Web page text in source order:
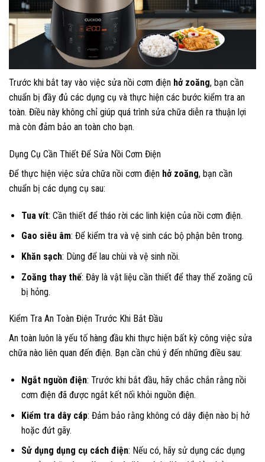
Trước khi bắt tay vào việc sửa nồi cơm điện hở zoăng, bạn cần
chuẩn bị đầy đủ các dụng cụ và thực hiện các bước kiểm tra an
toàn. Điều này không chỉ giúp quá trình sửa chữa diễn ra thuận lợi
mà còn đảm bảo an toàn cho bạn.
Dụng Cụ Cần Thiết Để Sửa Nồi Cơm Điện
Để thực hiện việc sửa chữa nồi cơm điện hở zoăng, bạn cần
chuẩn bị các dụng cụ sau:
Tua vít: Cần thiết để tháo rời các linh kiện của nồi cơm điện.
Gao siêu âm: Để kiểm tra và vệ sinh các bộ phận bên trong.
Khăn sạch: Dùng để lau chùi và vệ sinh nồi.
Zoăng thay thế: Đây là vật liệu cần thiết để thay thế zoăng cũ
bị hỏng.
Kiểm Tra An Toàn Điện Trước Khi Bắt Đầu
An toàn luôn là yếu tố hàng đầu khi thực hiện bất kỳ công việc sửa
chữa nào liên quan đến điện. Bạn cần chú ý đến những điều sau:
Ngắt nguồn điện: Trước khi bắt đầu, hãy chắc chắn rằng nồi
cơm điện đã được ngắt kết nối khỏi nguồn điện.
Kiểm tra dây cáp: Đảm bảo rằng không có dây điện nào bị hở
hoặc đứt gãy.
Sử dụng dụng cụ cách điện: Nếu có, hãy sử dụng các dụng